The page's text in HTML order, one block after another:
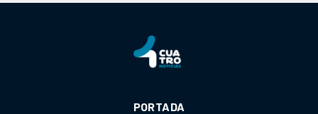
PORTADA